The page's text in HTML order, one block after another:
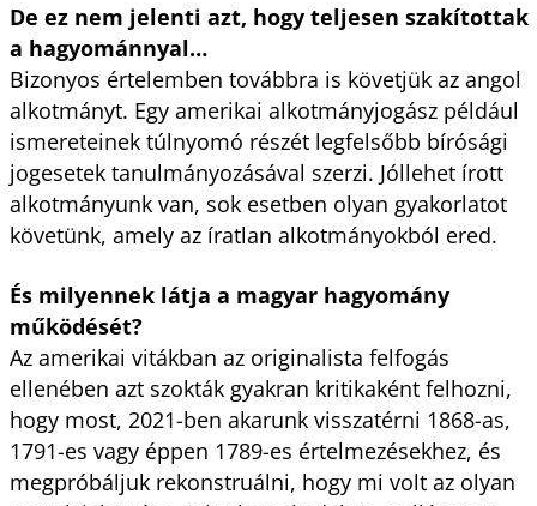
De ez nem jelenti azt, hogy teljesen szakítottak
a hagyománnyal…
Bizonyos értelemben továbbra is követjük az angol
alkotmányt. Egy amerikai alkotmányjogász például
ismereteinek túlnyomó részét legfelsőbb bírósági
jogesetek tanulmányozásával szerzi. Jóllehet írott
alkotmányunk van, sok esetben olyan gyakorlatot
követünk, amely az íratlan alkotmányokból ered.
És milyennek látja a magyar hagyomány
működését?
Az amerikai vitákban az originalista felfogás
ellenében azt szokták gyakran kritikaként felhozni,
hogy most, 2021-ben akarunk visszatérni 1868-as,
1791-es vagy éppen 1789-es értelmezésekhez, és
megpróbáljuk rekonstruálni, hogy mi volt az olyan